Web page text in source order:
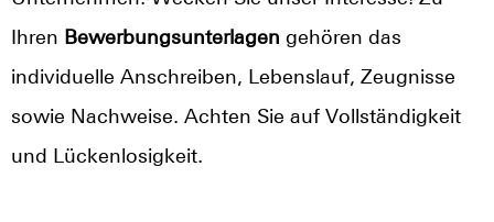
Ihren Bewerbungsunterlagen gehören das
individuelle Anschreiben, Lebenslauf, Zeugnisse
sowie Nachweise. Achten Sie auf Vollständigkeit
und Lückenlosigkeit.